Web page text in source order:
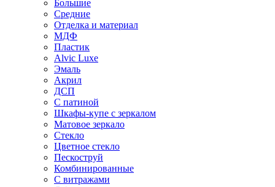
Большие
Средние
Отделка и материал
МДФ
Пластик
Alvic Luxe
Эмаль
Акрил
ДСП
С патиной
Шкафы-купе с зеркалом
Матовое зеркало
Стекло
Цветное стекло
Пескоструй
Комбинированные
С витражами